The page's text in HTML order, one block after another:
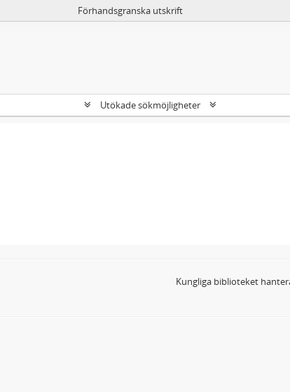
Förhandsgranska utskrift
Utökade sökmöjligheter
Kungliga biblioteket